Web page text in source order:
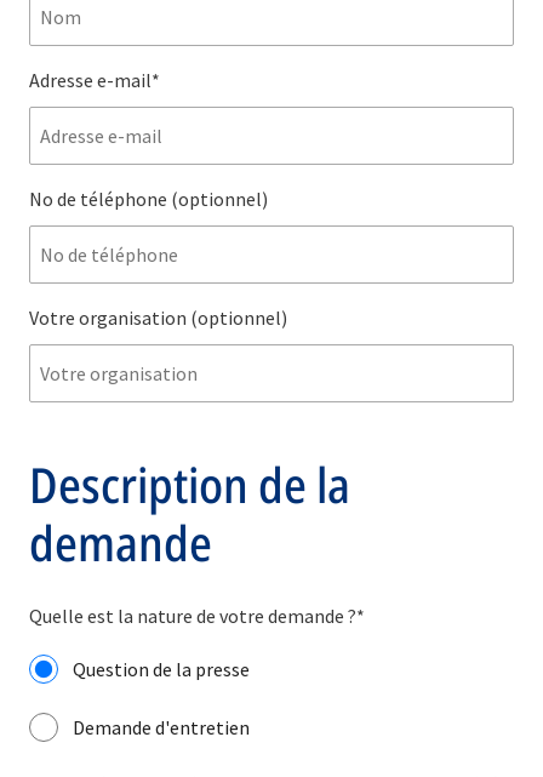
Adresse e-mail*
No de téléphone (optionnel)
Votre organisation (optionnel)
Description de la
demande
Quelle est la nature de votre demande ?*
Question de la presse
Demande d'entretien